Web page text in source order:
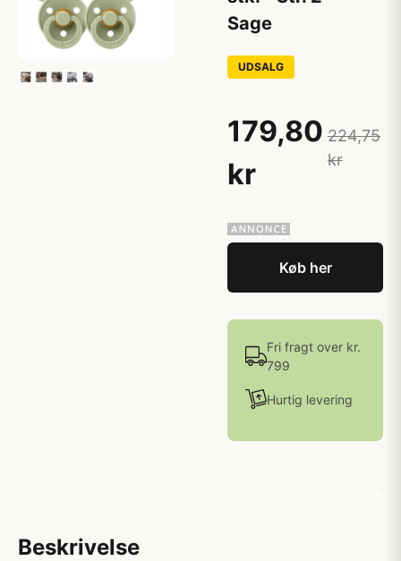
Sage
UDSALG
179,80
kr
224,75
kr
Køb her
Fri fragt over kr.
799
Hurtig levering
Beskrivelse